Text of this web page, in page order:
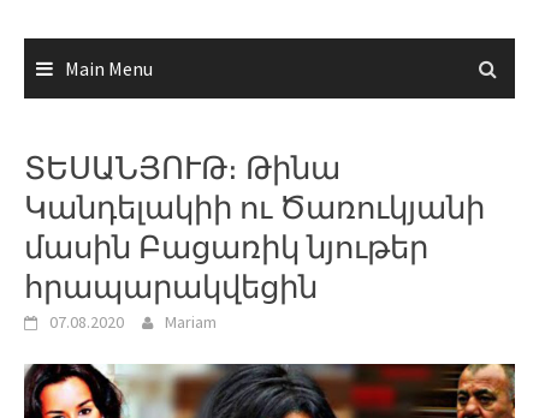
Main Menu
ՏԵՍԱՆՅՈՒԹ։ Թինա
Կանդելակիի ու Ծառուկյանի
մասին Բացառիկ նյութեր
հրապարակվեցին
07.08.2020 Mariam